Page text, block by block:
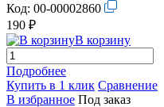
Код: 00-00002860
190 ₽
В корзину
Подробнее
Купить в 1 клик Сравнение
В избранное Под заказ